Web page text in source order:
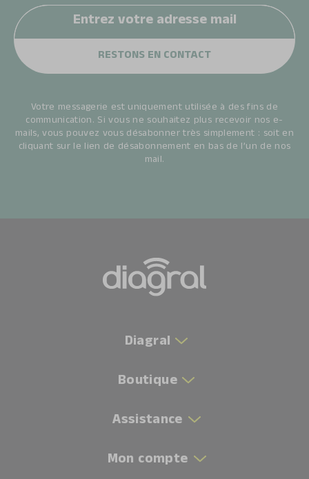
Votre messagerie est uniquement utilisée à des fins de
communication. Si vous ne souhaitez plus recevoir nos e-
mails, vous pouvez vous désabonner très simplement : soit en
cliquant sur le lien de désabonnement en bas de l’un de nos
mail.
Diagral
Boutique
Assistance
Mon compte